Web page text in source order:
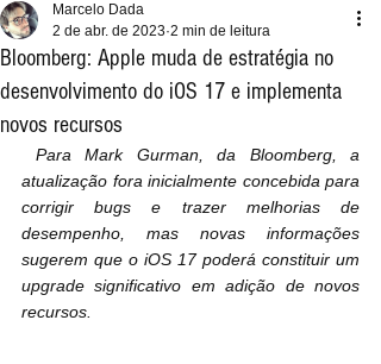
Bloomberg: Apple muda de estratégia no
desenvolvimento do iOS 17 e implementa
novos recursos
Marcelo Dada
2 de abr. de 2023 2 min de leitura
atualização fora inicialmente concebida para
corrigir bugs e trazer melhorias de
desempenho, mas novas informações
sugerem que o iOS 17 poderá constituir um
upgrade significativo em adição de novos
recursos.